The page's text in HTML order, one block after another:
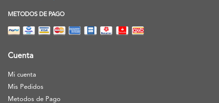
METODOS DE PAGO
Cuenta
Mi cuenta
Mis Pedidos
Metodos de Pago